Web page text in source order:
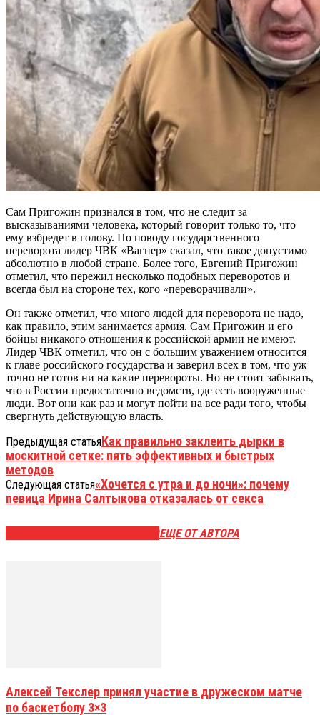
Сам Пригожин признался в том, что не следит за
высказываниями человека, который говорит только то, что
ему взбредет в голову. По поводу государственного
переворота лидер ЧВК «Вагнер» сказал, что такое допустимо
абсолютно в любой стране. Более того, Евгений Пригожин
отметил, что пережил несколько подобных переворотов и
всегда был на стороне тех, кого «переворачивали».
Он также отметил, что много людей для переворота не надо,
как правило, этим занимается армия. Сам Пригожин и его
бойцы никакого отношения к российской армии не имеют.
Лидер ЧВК отметил, что он с большим уважением относится
к главе российского государства и заверил всех в том, что уж
точно не готов ни на какие перевороты. Но не стоит забывать,
что в России предостаточно ведомств, где есть вооруженные
люди. Вот они как раз и могут пойти на все ради того, чтобы
свергнуть действующую власть.
Предыдущая статьяКак правильно заклеить дырки в
москитной сетке: пять эффективных и быстрых
методов
Следующая статья«Хочется с утра и до ночи»: почему
певица Ирина Салтыкова отказалась от секса
ЕЩЕ ОТ АВТОРА
Алексей Текслер принял участие в дружеском матче
по баскетболу 3×3